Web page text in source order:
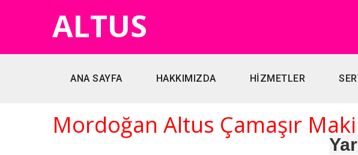
ALTUS
ANA SAYFA HAKKIMIZDA HİZMETLER
Mordoğan Altus Çamaşır